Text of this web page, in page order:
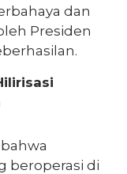
dan
Presiden
beroperasi di